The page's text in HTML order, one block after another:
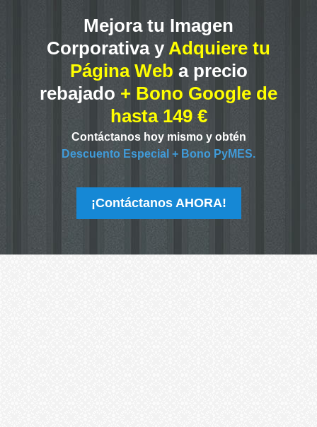
Mejora tu Imagen
Corporativa yAdquiere tu
Página Web a precio
rebajado + Bono Google de
hasta 149 €
Contáctanos hoy mismo y obtén
Descuento Especial + Bono PyMES.
¡Contáctanos AHORA!